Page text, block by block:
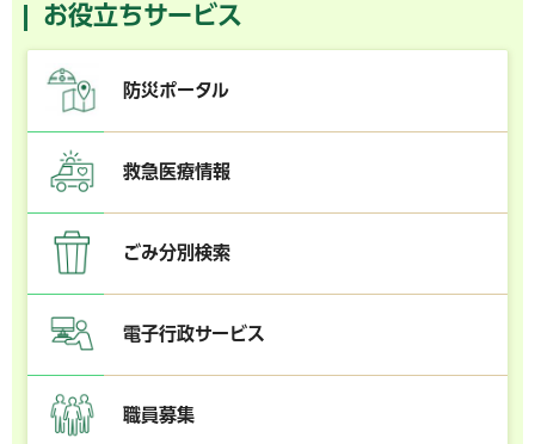
お役立ちサービス
防災ポータル
救急医療情報
ごみ分別検索
電子行政サービス
職員募集